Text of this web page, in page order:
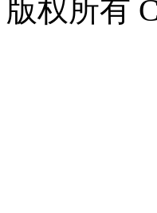
版权所有